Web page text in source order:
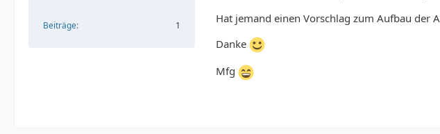
Beiträge 1
Hat jemand einen Vorschlag zum Aufbau der
Danke
Mfg